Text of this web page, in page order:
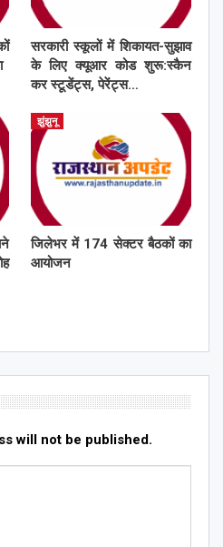
सरकारी स्कूलों में शिकायत-सुझाव
के लिए क्यूआर कोड शुरू:स्कैन
कर स्टूडेंट्स, पेरेंट्स…
झुंझुनू
जिलेभर में 174 सेक्टर बैठकों का
आयोजन
will not be published.